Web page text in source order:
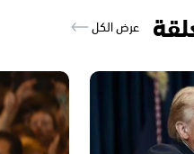
عرض الكل